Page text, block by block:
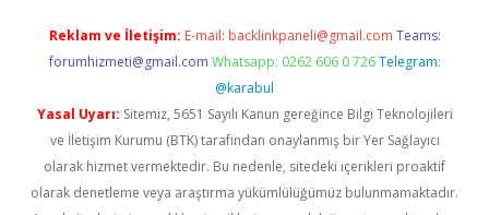
Reklam ve İletişim: E-mail: backlinkpaneli@gmail.com Teams:
forumhizmeti@gmail.com Whatsapp: 0262 606 0 726 Telegram:
@karabul
Yasal Uyarı: Sitemiz, 5651 Sayılı Kanun gereğince Bilgi Teknolojileri
ve İletişim Kurumu (BTK) tarafından onaylanmış bir Yer Sağlayıcı
olarak hizmet vermektedir. Bu nedenle, sitedeki içerikleri proaktif
olarak denetleme veya araştırma yükümlülüğümüz bulunmamaktadır.